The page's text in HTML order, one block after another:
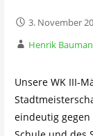
3. November
Henrik
Unsere WK III-
eindeutig